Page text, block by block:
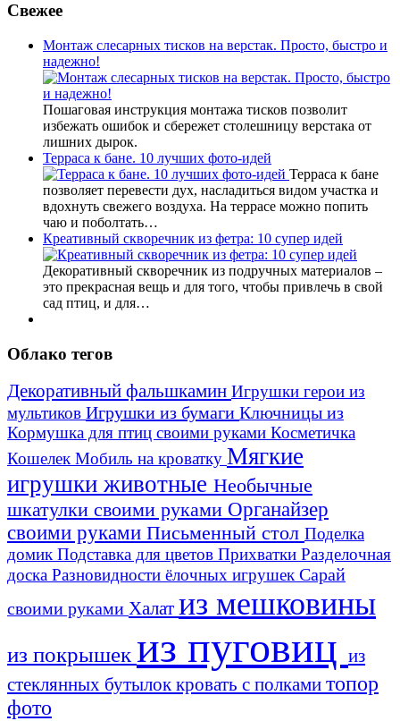
Свежее
Монтаж слесарных тисков на верстак. Просто, быстро и
надежно!
Пошаговая инструкция монтажа тисков позволит
избежать ошибок и сбережет столешницу верстака от
лишних дырок.
Терраса к бане. 10 лучших фото-идей
Терраса к бане
позволяет перевести дух, насладиться видом участка и
вдохнуть свежего воздуха. На террасе можно попить
чаю и поболтать…
Креативный скворечник из фетра: 10 супер идей
Декоративный скворечник из подручных материалов –
это прекрасная вещь и для того, чтобы привлечь в свой
сад птиц, и для…
Облако тегов
Декоративный фальшкамин Игрушки герои из
мультиков Игрушки из бумаги Ключницы из
Кормушка для птиц своими руками Косметичка
КошелекМобиль на кроватку Мягкие
игрушки животные Необычные
шкатулки своими руками Органайзер
своими руками Письменный стол Поделка
домикПодставка для цветов Прихватки Разделочная
доска Разновидности ёлочных игрушекСарай
своими руками Халат из мешковины
из покрышек из пуговиц из
стеклянных бутылоккровать с полками топор
фото